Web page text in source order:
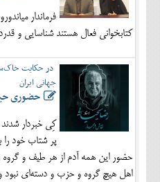
فرماندار
کتابخوانی فعال هستند شناسایی و
در حکایت
جهانی ایران
حضوری
کِی خبردار
پر شتاب خود را
حضور این همه آدم از هر طیف و گروه
اهل هیچ گروه و حزب و دسته‌ای نبود